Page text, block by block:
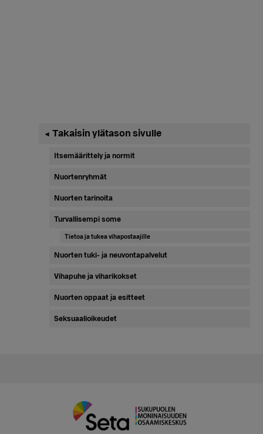
Ensisijainen
sivupalkki
◄ Takaisin ylätason sivulle
Itsemäärittely ja normit
Nuortenryhmät
Nuorten tarinoita
Turvallisempi some
Tietoa ja tukea vihapostaajille
Nuorten tuki- ja neuvontapalvelut
Vihapuhe ja viharikokset
Nuorten oppaat ja esitteet
Seksuaalioikeudet